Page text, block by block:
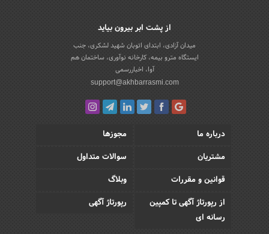
از پشت ابر بیرون بیاید
میدان آزادی، ابتدای اتوبان شهید لشکری، جنب
ایستگاه مترو بیمه، کارخانه نوآوری، ساختمان هم
آوا، اخباررسمی
support@akhbarrasmi.com
درباره ما
مجوزها
مشتریان
سوالات متداول
قوانین و مقررات
وبلاگ
از رپورتاژ آگهی تا کمپین
رسانه ای
رپورتاژ آگهی